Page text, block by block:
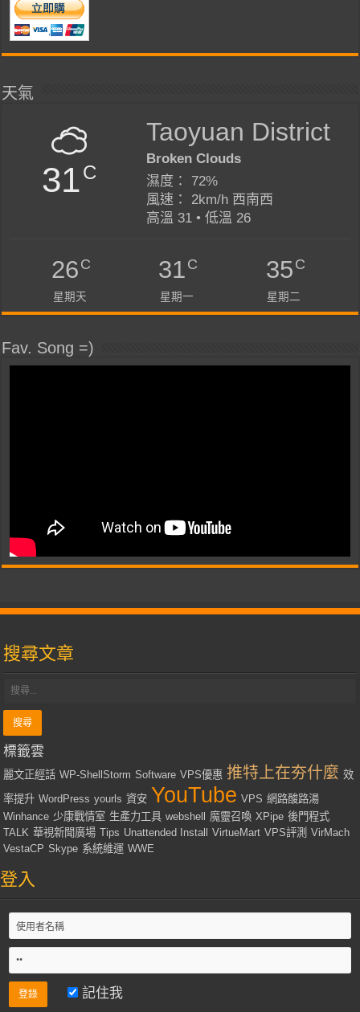
天氣
31C
Taoyuan District
Broken Clouds
濕度： 72%
風速： 2km/h 西南西
高溫 31 • 低溫 26
26C
星期天
31C
星期一
35C
星期二
Fav. Song =)
搜尋文章
標籤雲
麗文正經話 WP-ShellStorm Software VPS優惠 推特上在夯什麼 效
率提升 WordPress yourls 資安 YouTube VPS 網路酸路湯
Winhance 少康戰情室 生產力工具 webshell 魔靈召喚 XPipe 後門程式
TALK 華視新聞廣場 Tips Unattended Install VirtueMart VPS評測 VirMach
VestaCP Skype 系統維運 WWE
登入
記住我